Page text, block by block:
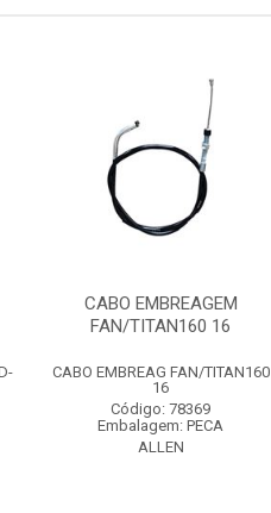
CABO EMBREAGEM
FAN/TITAN160 16
CABO EMBREAG FAN/TITAN160
16
Código: 78369
Embalagem: PECA
ALLEN